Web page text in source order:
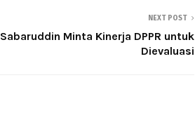
NEXT POST
Sabaruddin Minta Kinerja DPPR untuk
Dievaluasi